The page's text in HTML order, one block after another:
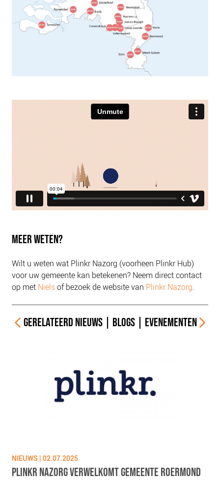
MEER WETEN?
Wilt u weten wat Plinkr Nazorg (voorheen Plinkr Hub)
voor uw gemeente kan betekenen? Neem direct contact
op met Nielsof bezoek de website van Plinkr Nazorg.
GERELATEERD NIEUWS| BLOGS| EVENEMENTEN
NIEUWS | 02.07.2025
PLINKR NAZORG VERWELKOMT GEMEENTE ROERMOND